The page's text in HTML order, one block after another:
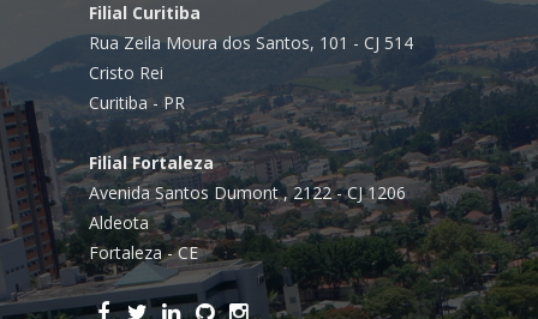
Filial Curitiba
Rua Zeila Moura dos Santos, 101 - CJ 514
Cristo Rei
Curitiba - PR
Filial Fortaleza
Avenida Santos Dumont , 2122 - CJ 1206
Aldeota
Fortaleza - CE